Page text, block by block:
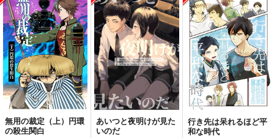
無用の裁定（上）円環
の殺生関白
あいつと夜明けが見た
いのだ
行き先は呆れるほど平
和な時代